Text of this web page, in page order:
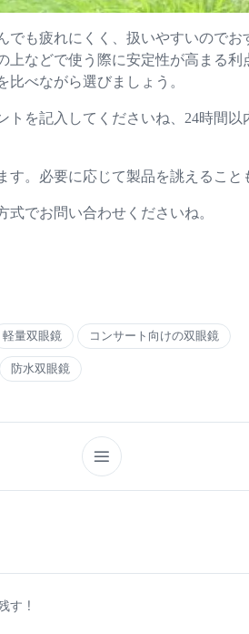
でも疲れにくく、扱いやすいのでお
上などで使う際に安定性が高まる利
比べながら選びましょう。
トを記入してくださいね、24時間
。必要に応じて製品を誂えること
でお問い合わせくださいね。
軽量双眼鏡
コンサート向けの双眼鏡
防水双眼鏡
す !